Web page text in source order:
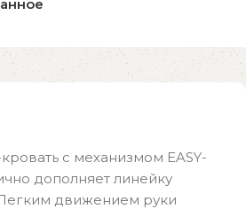
с механизмом EASY-
дополняет линейку
движением руки